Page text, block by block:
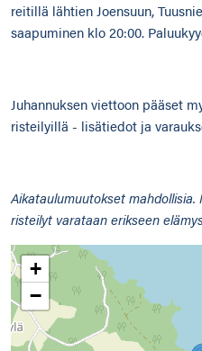
reitillä lähtien Joensuun,
saapuminen klo 20:00.
Juhannuksen viettoon pääset
risteilyillä - lisätiedot ja
Aikataulumuutokset
risteilyt varataan erikseen
+
−